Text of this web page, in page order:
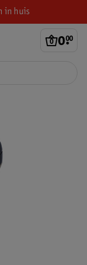
in huis
0.
00